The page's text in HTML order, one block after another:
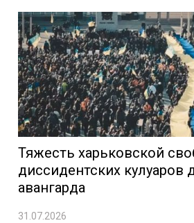
Тяжесть харьковской
диссидентских кулуаров
авангарда
31.07.2026